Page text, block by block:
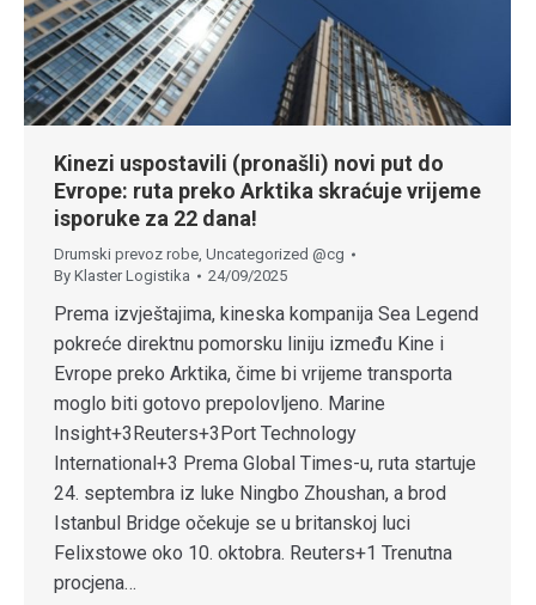
Kinezi uspostavili (pronašli) novi put do
Evrope: ruta preko Arktika skraćuje vrijeme
isporuke za 22 dana!
Drumski prevoz robe Uncategorized @cg
By Klaster Logistika 24/09/2025
Prema izvještajima, kineska kompanija Sea Legend
pokreće direktnu pomorsku liniju između Kine i
Evrope preko Arktika, čime bi vrijeme transporta
moglo biti gotovo prepolovljeno. Marine
Insight+3Reuters+3Port Technology
International+3 Prema Global Times-u, ruta startuje
24. septembra iz luke Ningbo Zhoushan, a brod
Istanbul Bridge očekuje se u britanskoj luci
Felixstowe oko 10. oktobra. Reuters+1 Trenutna
procjena…